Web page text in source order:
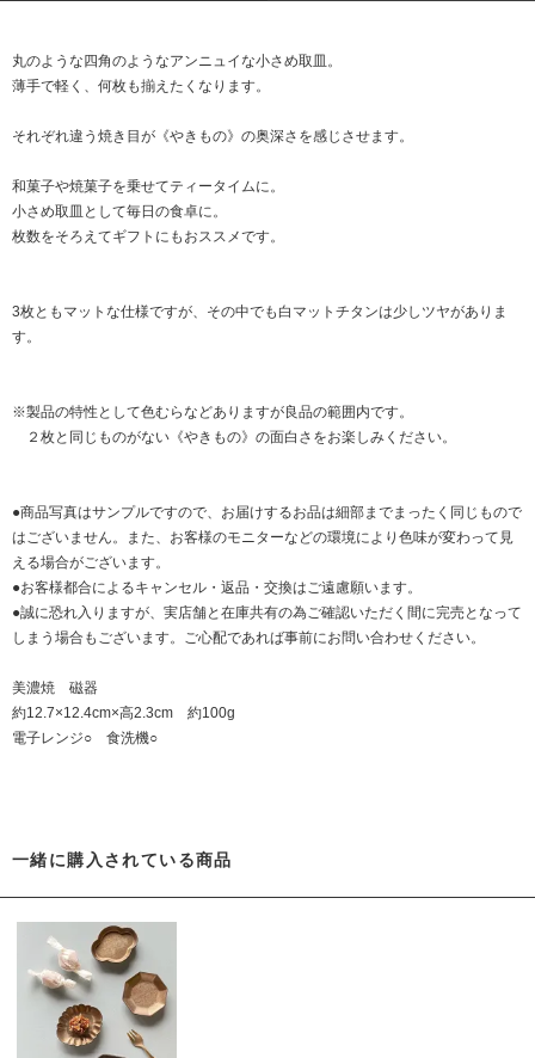
丸のような四角のようなアンニュイな小さめ取皿。
薄手で軽く、何枚も揃えたくなります。
それぞれ違う焼き目が《やきもの》の奥深さを感じさせます。
和菓子や焼菓子を乗せてティータイムに。
小さめ取皿として毎日の食卓に。
枚数をそろえてギフトにもおススメです。
3枚ともマットな仕様ですが、その中でも白マットチタンは少しツヤがありま
す。
※製品の特性として色むらなどありますが良品の範囲内です。
２枚と同じものがない《やきもの》の面白さをお楽しみください。
●商品写真はサンプルですので、お届けするお品は細部までまったく同じもので
はございません。また、お客様のモニターなどの環境により色味が変わって見
える場合がございます。
●お客様都合によるキャンセル・返品・交換はご遠慮願います。
●誠に恐れ入りますが、実店舗と在庫共有の為ご確認いただく間に完売となって
しまう場合もございます。ご心配であれば事前にお問い合わせください。
美濃焼 磁器
約12.7×12.4cm×高2.3cm 約100g
電子レンジ○ 食洗機○
一緒に購入されている商品